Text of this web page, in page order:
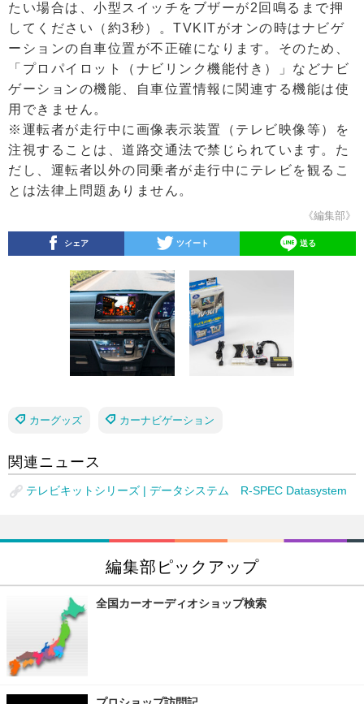
たい場合は、小型スイッチをブザーが2回鳴るまで押
してください（約3秒）。TVKITがオンの時はナビゲ
ーションの自車位置が不正確になります。そのため、
「プロパイロット（ナビリンク機能付き）」などナビ
ゲーションの機能、自車位置情報に関連する機能は使
用できません。
※運転者が走行中に画像表示装置（テレビ映像等）を
注視することは、道路交通法で禁じられています。た
だし、運転者以外の同乗者が走行中にテレビを観るこ
とは法律上問題ありません。
《編集部》
シェア ツイート 送る
カーグッズ カーナビゲーション
関連ニュース
テレビキットシリーズ | データシステム R-SPEC Datasystem
編集部ピックアップ
全国カーオーディオショップ検索